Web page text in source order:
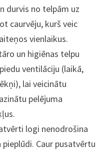
durvis no telpām uz
caurvēju, kurš veic
vienlaikus.
un higiēnas telpu
ventilāciju (laikā,
lai veicinātu
pelējuma
logi nenodrošina
Caur pusatvērtu